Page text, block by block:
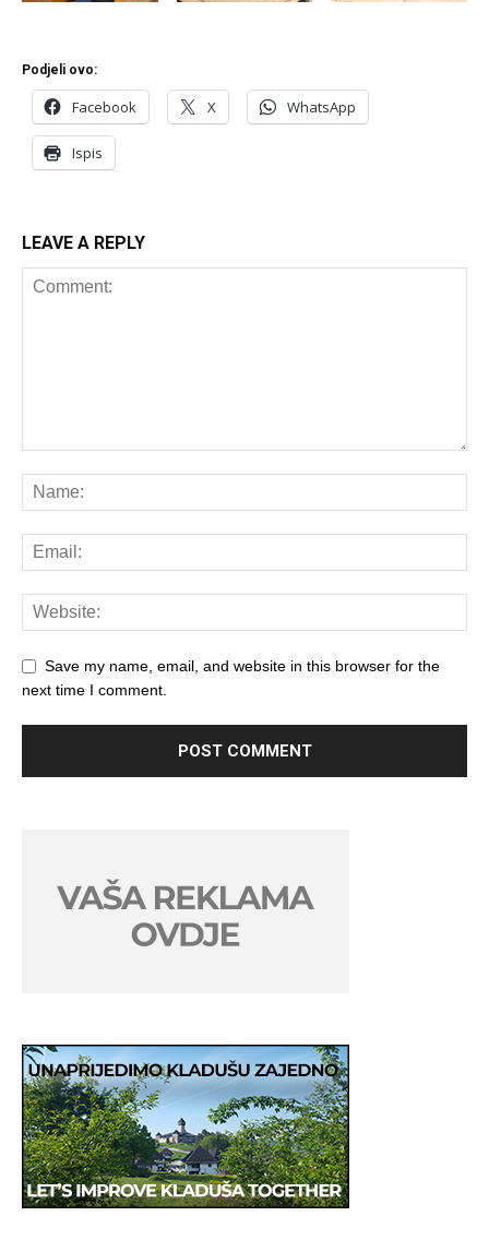
Podjeli ovo:
Facebook X WhatsApp
Ispis
LEAVE A REPLY
Save my name, email, and website in this browser for the
next time I comment.